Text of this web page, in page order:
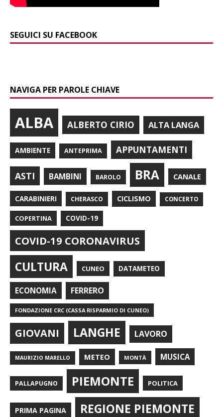
SEGUICI SU FACEBOOK
NAVIGA PER PAROLE CHIAVE
ALBA ALBERTO CIRIO ALTA LANGA
AMBIENTE ANTEPRIMA APPUNTAMENTI
ASTI BAMBINI BAROLO BRA CANALE
CARABINIERI CHERASCO CICLISMO CONCERTO
COPERTINA COVID-19
COVID-19 CORONAVIRUS
CULTURA CUNEO DATAMETEO
ECONOMIA FERRERO
FONDAZIONE CRC (CASSA RISPARMIO DI CUNEO)
GIOVANI LANGHE LAVORO
MAURIZIO MARELLO METEO MONTÀ MUSICA
PALLAPUGNO PIEMONTE POLITICA
PRIMA PAGINA REGIONE PIEMONTE